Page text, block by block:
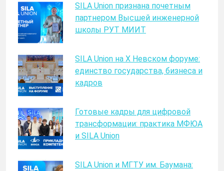
SILA Union признана почетным
партнером Высшей инженерной
школы РУТ МИИТ
SILA Union на X Невском форуме:
единство государства, бизнеса и
кадров
Готовые кадры для цифровой
трансформации: практика МФЮА
и SILA Union
SILA Union и МГТУ им. Баумана: